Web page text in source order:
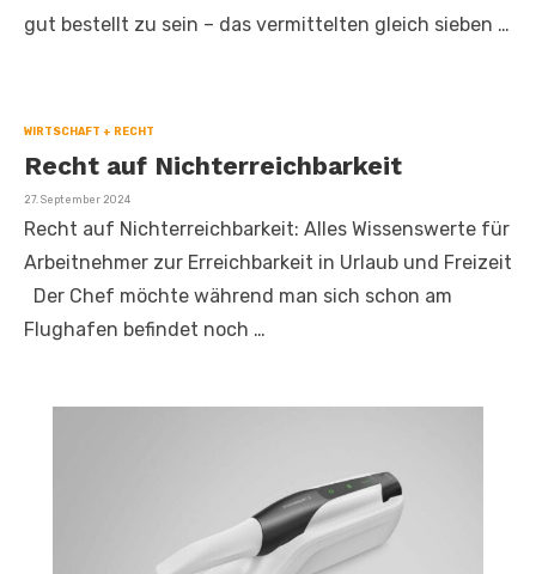
gut bestellt zu sein – das vermittelten gleich sieben …
WIRTSCHAFT + RECHT
Recht auf Nichterreichbarkeit
Veröffentlicht
27. September 2024
Recht auf Nichterreichbarkeit: Alles Wissenswerte für
Arbeitnehmer zur Erreichbarkeit in Urlaub und Freizeit
Der Chef möchte während man sich schon am
Flughafen befindet noch …